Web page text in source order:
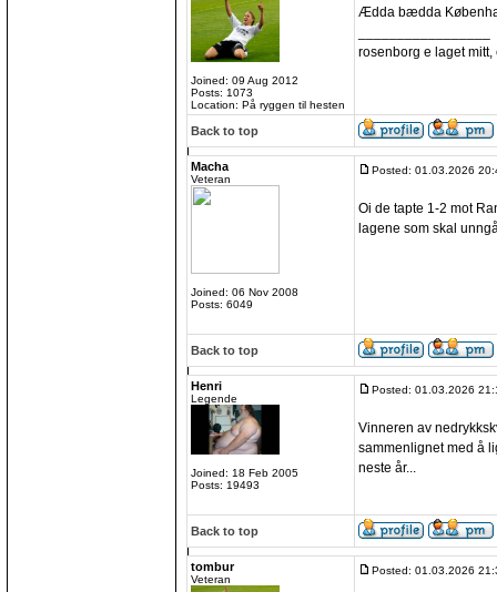
Joined: 09 Aug 2012
Posts: 1073
Location: På ryggen til hesten
Ædda bædda
rosenborg e laget mitt,
Back to top
Macha
Veteran
Joined: 06 Nov 2008
Posts: 6049
Posted: 01.03.2026
Oi de tapte 1-2 mot
lagene som skal
Back to top
Henri
Legende
Joined: 18 Feb 2005
Posts: 19493
Posted: 01.03.2026
Vinneren av
sammenlignet med å
neste år...
Back to top
tombur
Veteran
Posted: 01.03.2026